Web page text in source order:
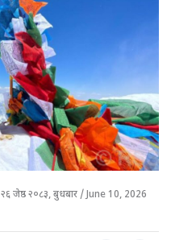
२६ जेष्ठ २०८३, बुधबार / June 10, 2026